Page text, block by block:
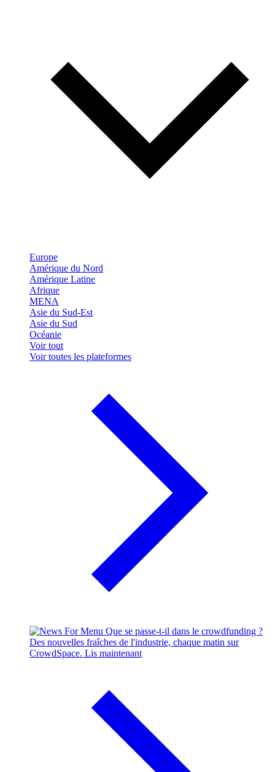
Europe
Amérique du Nord
Amérique Latine
Afrique
MENA
Asie du Sud-Est
Asie du Sud
Océanie
Voir tout
Voir toutes les plateformes
Que se passe-t-il dans le crowdfunding ?
Des nouvelles fraîches de l'industrie, chaque matin sur
CrowdSpace. Lis maintenant